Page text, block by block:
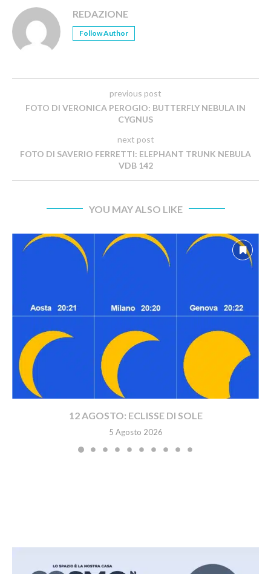
REDAZIONE
Follow Author
previous post
FOTO DI VERONICA PEROGIO: BUTTERFLY NEBULA IN
CYGNUS
next post
FOTO DI SAVERIO FERRETTI: ELEPHANT TRUNK NEBULA
VDB 142
YOU MAY ALSO LIKE
12 AGOSTO: ECLISSE DI SOLE
5 Agosto 2026